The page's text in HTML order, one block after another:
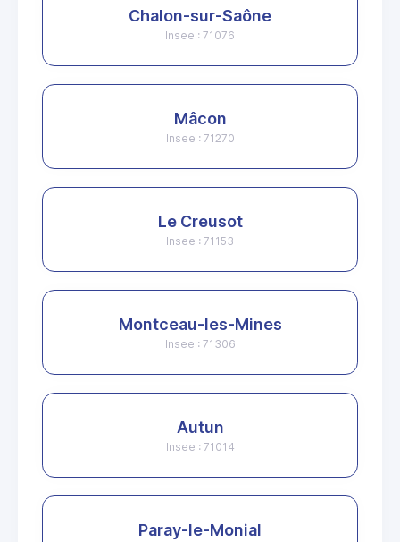
Chalon-sur-Saône
Insee : 71076
Mâcon
Insee : 71270
Le Creusot
Insee : 71153
Montceau-les-Mines
Insee : 71306
Autun
Insee : 71014
Paray-le-Monial